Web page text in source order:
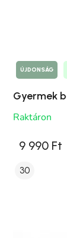
ÚJDONSÁG
Gyermek
Raktáron
9 990 Ft
30